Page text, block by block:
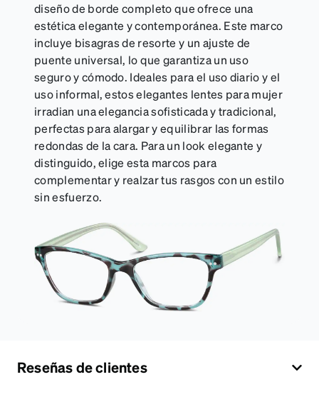
diseño de borde completo que ofrece una
estética elegante y contemporánea. Este marco
incluye bisagras de resorte y un ajuste de
puente universal, lo que garantiza un uso
seguro y cómodo. Ideales para el uso diario y el
uso informal, estos elegantes lentes para mujer
irradian una elegancia sofisticada y tradicional,
perfectas para alargar y equilibrar las formas
redondas de la cara. Para un look elegante y
distinguido, elige esta marcos para
complementar y realzar tus rasgos con un estilo
sin esfuerzo.
Reseñas de clientes